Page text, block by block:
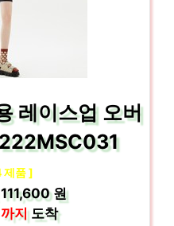
레이스업 오버
제품 ]
111,600 원
까지도착